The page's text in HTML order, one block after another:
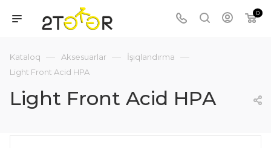
0
Kataloq — Aksesuarlar — İşıqlandırma —
Light Front Acid HPA
Light Front Acid HPA